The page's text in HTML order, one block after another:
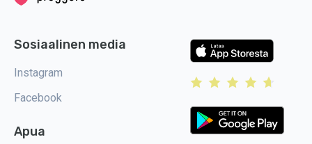
Sosiaalinen media
Instagram
Facebook
Apua